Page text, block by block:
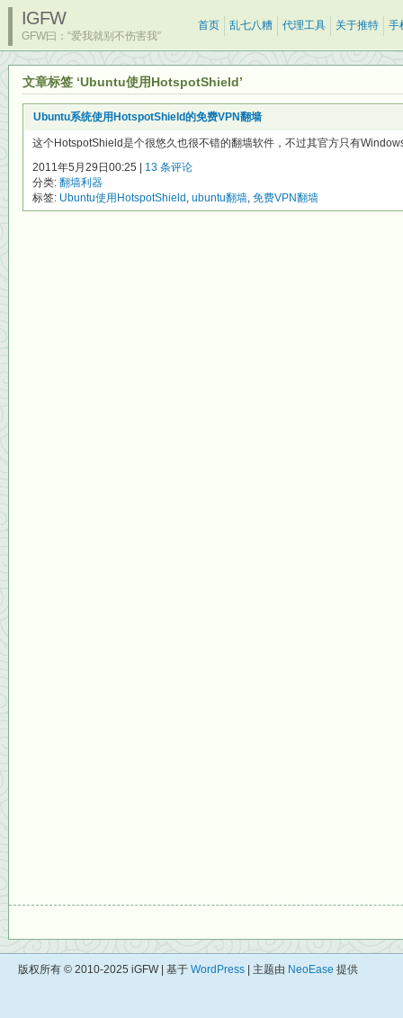
IGFW
GFW曰：“爱我就别不伤害我”
首页 乱七八糟 代理工具 关于推特 手
文章标签 ‘Ubuntu使用HotspotShield’
Ubuntu系统使用HotspotShield的免费VPN翻墙
这个HotspotShield是个很悠久也很不错的翻墙软件，不过其官方只有
2011年5月29日00:25 | 13 条评论
分类: 翻墙利器
标签: Ubuntu使用HotspotShield , ubuntu翻墙, 免费VPN翻墙
版权所有 © 2010-2025 iGFW | 基于 WordPress | 主题由 NeoEase 提供